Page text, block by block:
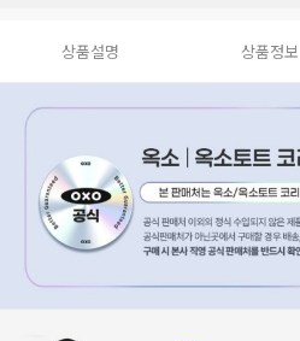
상품설명 상품정보